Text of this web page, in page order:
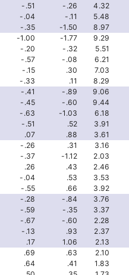
-.51 -.26
4.32
-.04 -.11
5.48
-.35 -1.50
8.97
-1.00 -1.77
9.29
-.20 -.32
5.51
-.57 -.08
6.21
-.15 .30
7.03
-.33 .11
8.29
-.41 -.89
9.06
-.45 -.60
9.44
-.63 -1.03
6.18
-.51 .52
3.91
.07 .88
3.61
-.26 .31
3.16
-.37 -1.12
2.03
.26 .43
2.46
-.04 .53
3.53
-.55 .66
3.92
-.28 -.84
3.76
-.59 -.35
3.37
-.67 -.60
2.28
-.13 .93
2.37
.17 1.06
2.13
.69 .63
2.10
.64 .41
1.83